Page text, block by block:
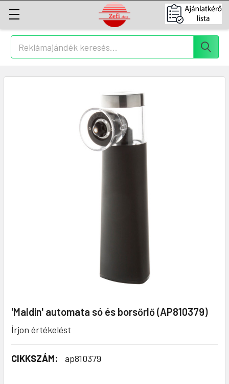
Keresés
'Maldin' automata só és borsőrlő (AP810379)
Írjon értékelést
CIKKSZÁM: ap810379